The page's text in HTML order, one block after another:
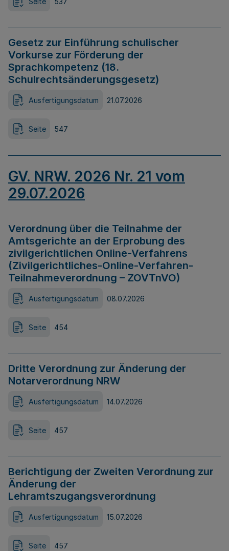
Gesetz zur Einführung schulischer
Vorkurse zur Förderung der
Sprachkompetenz (18.
Schulrechtsänderungsgesetz)
Ausfertigungsdatum 21.07.2026
Seite 547
GV. NRW. 2026 Nr. 21 vom
29.07.2026
Verordnung über die Teilnahme der
Amtsgerichte an der Erprobung des
zivilgerichtlichen Online-Verfahrens
(Zivilgerichtliches-Online-Verfahren-
Teilnahmeverordnung – ZOVTnVO)
Ausfertigungsdatum 08.07.2026
Seite 454
Dritte Verordnung zur Änderung der
Notarverordnung NRW
Ausfertigungsdatum 14.07.2026
Seite 457
Berichtigung der Zweiten Verordnung zur
Änderung der
Lehramtszugangsverordnung
Ausfertigungsdatum 15.07.2026
Seite 457